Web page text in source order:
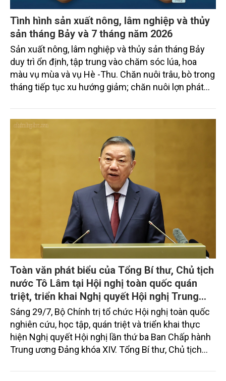
Tình hình sản xuất nông, lâm nghiệp và thủy
sản tháng Bảy và 7 tháng năm 2026
Sản xuất nông, lâm nghiệp và thủy sản tháng Bảy
duy trì ổn định, tập trung vào chăm sóc lúa, hoa
màu vụ mùa và vụ Hè -Thu. Chăn nuôi trâu, bò trong
tháng tiếp tục xu hướng giảm; chăn nuôi lợn phát
trưởng khá. Diện tích rừng trồng mới và sản lượng
thủy sản đều tăng nhẹ.
Toàn văn phát biểu của Tổng Bí thư, Chủ tịch
nước Tô Lâm tại Hội nghị toàn quốc quán
triệt, triển khai Nghị quyết Hội nghị Trung
ương 3, khóa XIV
Sáng 29/7, Bộ Chính trị tổ chức Hội nghị toàn quốc
nghiên cứu, học tập, quán triệt và triển khai thực
hiện Nghị quyết Hội nghị lần thứ ba Ban Chấp hành
Trung ương Đảng khóa XIV. Tổng Bí thư, Chủ tịch
trọng. Tạp chí Nông nghiệp và Môi trường trân trọng